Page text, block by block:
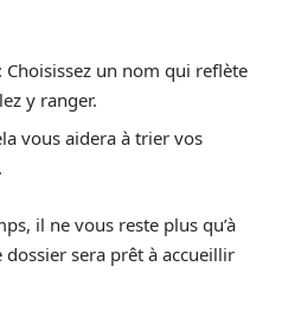
: Choisissez un nom qui reflète
y ranger.
vous aidera à trier vos
il ne vous reste plus qu’à
sera prêt à accueillir